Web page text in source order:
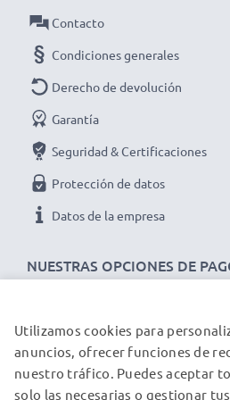
intemperie
potencia y rendimiento para
Datos técnicos del battery
Marca:CELLONIC
Capacidad
Voltaje
Tecnología: Ion de litio
★ 3 años de garantía★
productos de alta calidad. ¡Por
NUESTRAS OPCIONES DE
Contacto
Condiciones generales
Derecho de devolución
Garantía
Seguridad & Certificaciones
Protección de datos
Datos de la empresa
NUESTROS PARTNERS DE
Utilizamos cookies para
anuncios, ofrecer funciones de
nuestro tráfico. Puedes aceptar
solo las necesarias o gestionar